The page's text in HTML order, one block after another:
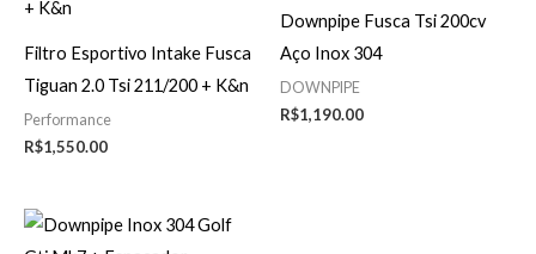
Filtro Esportivo Intake Fusca
Tiguan 2.0 Tsi 211/200 + K&n
Performance
R$1,550.00
Downpipe Fusca Tsi 200cv
Aço Inox 304
DOWNPIPE
R$1,190.00